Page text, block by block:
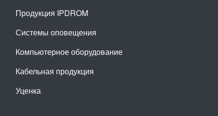
Продукция IPDROM
Системы оповещения
Компьютерное оборудование
Кабельная продукция
Уценка